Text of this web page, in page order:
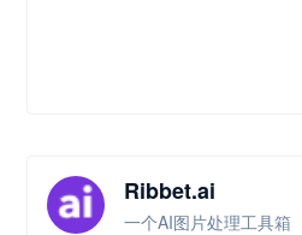
Ribbet.ai
一个AI图片处理工具箱